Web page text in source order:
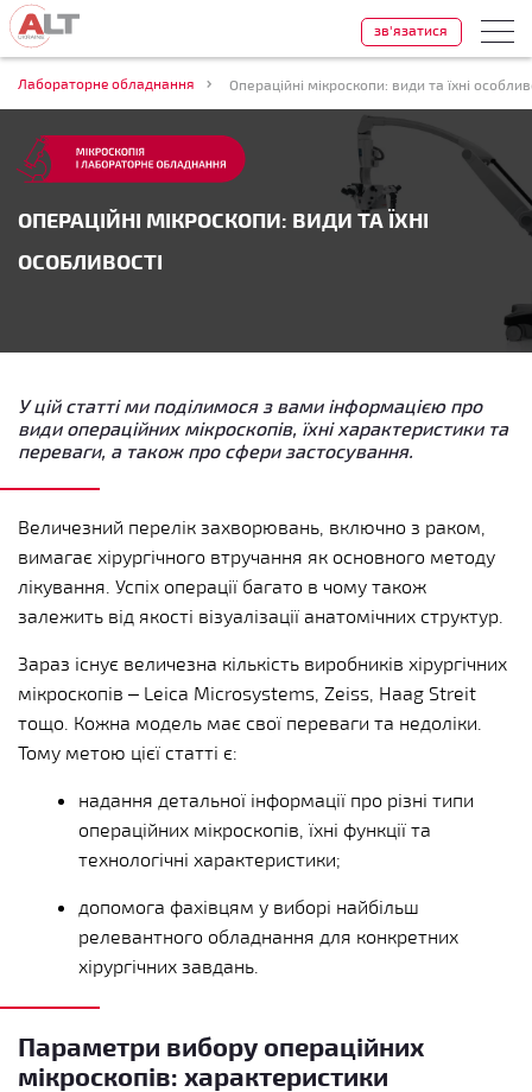
Лабораторне обладнання Операційні мікроскопи: види та їхні
ОПЕРАЦІЙНІ МІКРОСКОПИ: ВИДИ ТА ЇХНІ
ОСОБЛИВОСТІ
зв'язатися
У цій статті ми поділимося з вами інформацією про
види операційних мікроскопів, їхні характеристики та
переваги, а також про сфери застосування.
Величезний перелік захворювань, включно з раком,
вимагає хірургічного втручання як основного методу
лікування. Успіх операції багато в чому також
залежить від якості візуалізації анатомічних структур.
Зараз існує величезна кількість виробників хірургічних
мікроскопів – Leica Microsystems, Zeiss, Haag Streit
тощо. Кожна модель має свої переваги та недоліки.
Тому метою цієї статті є:
надання детальної інформації про різні типи
операційних мікроскопів, їхні функції та
технологічні характеристики;
допомога фахівцям у виборі найбільш
релевантного обладнання для конкретних
хірургічних завдань.
Параметри вибору операційних
мікроскопів: характеристики